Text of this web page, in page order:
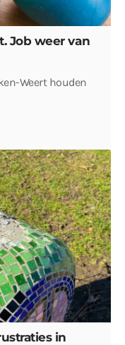
Job weer van
Weert houden
in